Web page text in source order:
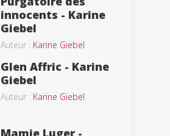
innocents - Karine
Giebel
Auteur : Karine Giebel
Glen Affric - Karine
Giebel
Auteur : Karine Giebel